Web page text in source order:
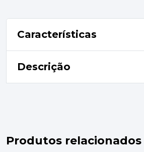
Características
Descrição
Produtos relacionados